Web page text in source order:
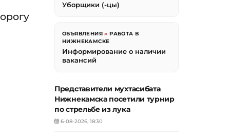
Уборщики (-цы)
ОБЪЯВЛЕНИЯ »РАБОТА В
НИЖНЕКАМСКЕ
Информирование о наличии
вакансий
Представители мухтасибата
Нижнекамска посетили турнир
по стрельбе из лука
6-08-2026, 18:30